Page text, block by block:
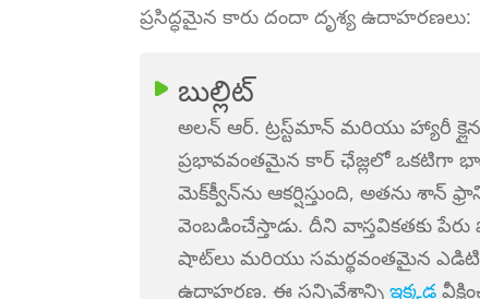
ప్రసిద్ధమైన కారు దందా దృశ్య ఉదాహరణలు:
బుల్లిట్
అలన్ ఆర్. ట్రస్ట్‌మాన్ మరియు హ్యారీ
ప్రభావవంతమైన కార్ ఛేజ్లలో ఒకటిగా
మెక్‌క్వీన్‌ను ఆకర్షిస్తుంది, అతను శాన్
వెంబడించేస్తాడు. దీని వాస్తవికతకు
షాట్‌లు మరియు సమర్థవంతమైన
ఉదాహరణ. ఈ సన్నివేశాన్నిఇక్కడ